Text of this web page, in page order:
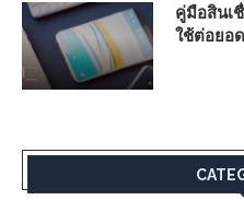
คู่มือสินเ
ใช้ต่อยอ